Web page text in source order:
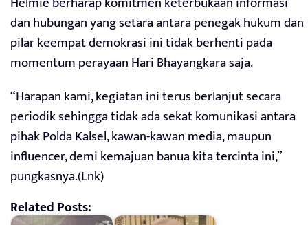
dan hubungan yang setara antara penegak hukum dan
pilar keempat demokrasi ini tidak berhenti pada
momentum perayaan Hari Bhayangkara saja.
“Harapan kami, kegiatan ini terus berlanjut secara
periodik sehingga tidak ada sekat komunikasi antara
pihak Polda Kalsel, kawan-kawan media, maupun
influencer, demi kemajuan banua kita tercinta ini,”
pungkasnya.(Lnk)
Related Posts: